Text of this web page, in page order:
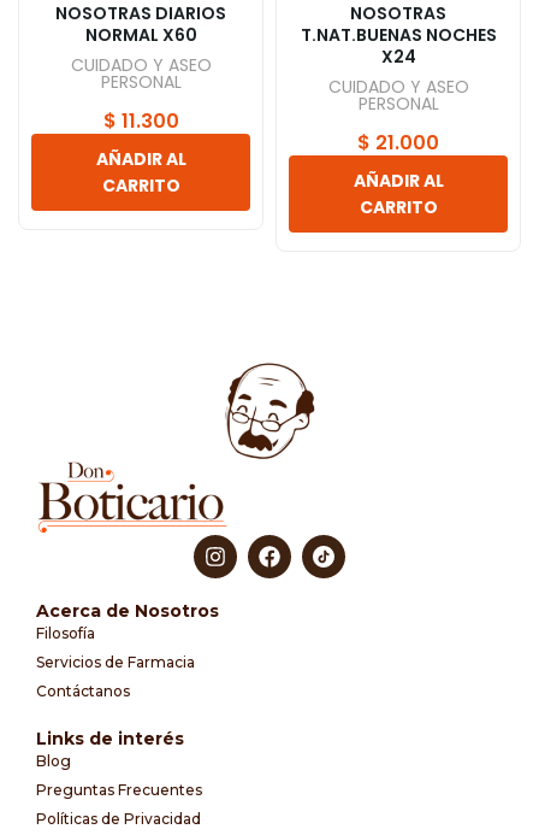
NOSOTRAS DIARIOS
NORMAL X60
CUIDADO Y ASEO
PERSONAL
$ 11.300
AÑADIR AL
CARRITO
NOSOTRAS
T.NAT.BUENAS NOCHES
X24
CUIDADO Y ASEO
PERSONAL
$ 21.000
AÑADIR AL
CARRITO
Acerca de Nosotros
Filosofía
Servicios de Farmacia
Contáctanos
Links de interés
Blog
Preguntas Frecuentes
Políticas de Privacidad